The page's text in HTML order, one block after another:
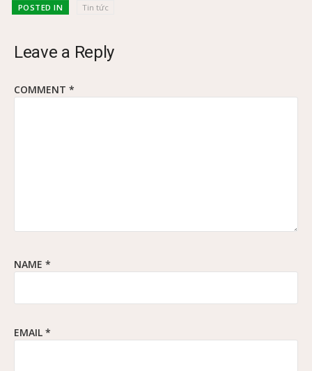
POSTED IN Tin tức
Leave a Reply
COMMENT *
NAME *
EMAIL *